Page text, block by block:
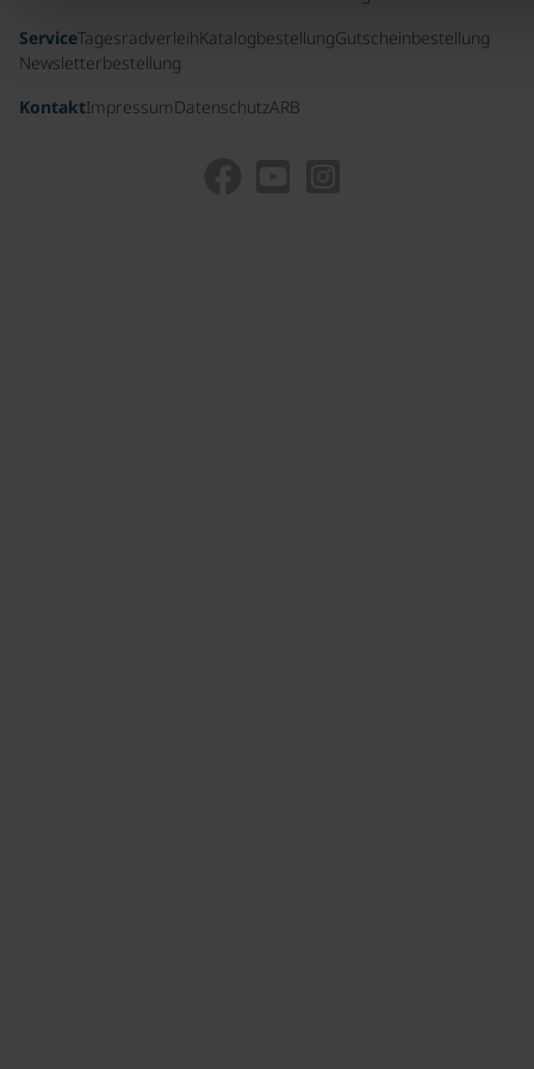
ServiceTagesradverleihKatalogbestellungGutscheinbestellung
Newsletterbestellung
KontaktImpressumDatenschutzARB